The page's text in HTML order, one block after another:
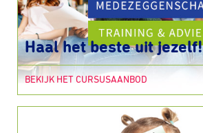
Haal het beste uit jezelf!
BEKIJK HET CURSUSAANBOD